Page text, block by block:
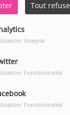
Tout
Analyse
Fonctionnalité
Fonctionnalité